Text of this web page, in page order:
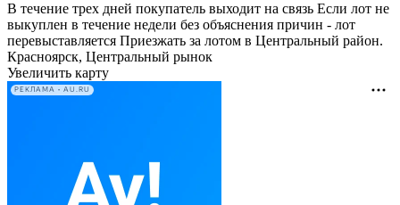
В течение трех дней покупатель выходит на связь Если лот не
выкуплен в течение недели без объяснения причин - лот
перевыставляется Приезжать за лотом в Центральный район.
Красноярск, Центральный рынок
Увеличить карту
РЕКЛАМА • AU.RU